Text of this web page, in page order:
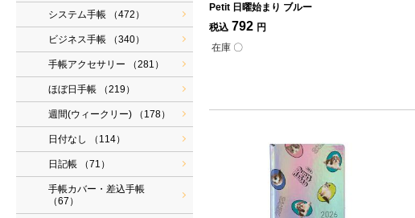
システム手帳 （472）
ビジネス手帳 （340）
手帳アクセサリー （281）
ほぼ日手帳 （219）
週間(ウィークリー) （178）
日付なし （114）
日記帳 （71）
手帳カバー・差込手帳
（67）
Petit 日曜始まり ブルー
税込 792 円
在庫 〇